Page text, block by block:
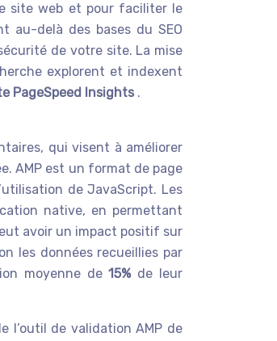
site web et pour faciliter le
au-delà des bases du SEO
de votre site. La mise
explorent et indexent
PageSpeed Insights .
qui visent à améliorer
AMP est un format de page
de JavaScript. Les
native, en permettant
avoir un impact positif sur
les données recueillies par
moyenne de15% de leur
l’outil de validation AMP de